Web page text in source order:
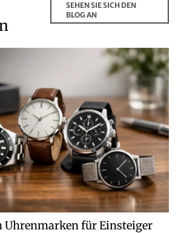
SEHEN SIE SICH DEN
BLOG AN
Uhrenmarken für Einsteiger